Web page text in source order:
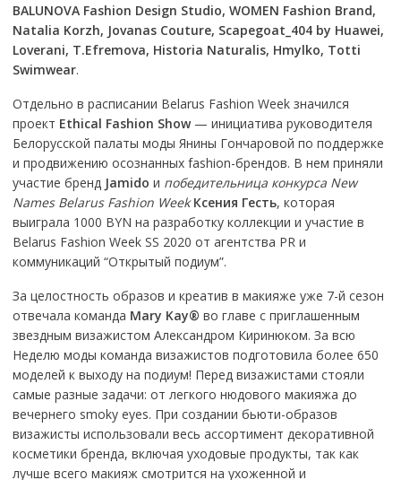
BALUNOVA Fashion Design Studio, WOMEN Fashion Brand,
Natalia Korzh, Jovanas Couture, Scapegoat_404 by Huawei,
Loverani, T.Efremova, Historia Naturalis, Hmylko, Totti
Swimwear.
Отдельно в расписании Belarus Fashion Week значился
проект Ethical Fashion Show— инициатива руководителя
Белорусской палаты моды Янины Гончаровой по поддержке
и продвижению осознанных fashion-брендов. В нем приняли
участие бренд Jamido и победительница конкурса New
Names Belarus Fashion Week Ксения Гесть, которая
выиграла 1000 BYN на разработку коллекции и участие в
Belarus Fashion Week SS 2020 от агентства PR и
коммуникаций “Открытый подиум”.
За целостность образов и креатив в макияже уже 7-й сезон
отвечала команда Mary Kay® во главе с приглашенным
звездным визажистом Александром Киринюком. За всю
Неделю моды команда визажистов подготовила более 650
моделей к выходу на подиум! Перед визажистами стояли
самые разные задачи: от легкого нюдового макияжа до
вечернего smoky eyes. При создании бьюти-образов
визажисты использовали весь ассортимент декоративной
косметики бренда, включая уходовые продукты, так как
лучше всего макияж смотрится на ухоженной и